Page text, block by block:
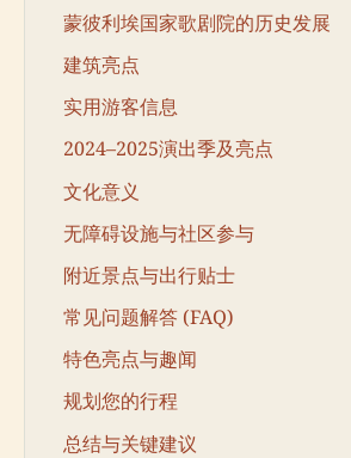
蒙彼利埃国家歌剧院的历史发展
建筑亮点
实用游客信息
2024–2025演出季及亮点
文化意义
无障碍设施与社区参与
附近景点与出行贴士
常见问题解答 (FAQ)
特色亮点与趣闻
规划您的行程
总结与关键建议